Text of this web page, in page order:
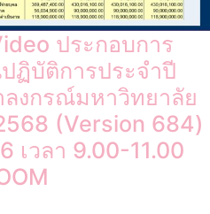
ประกอบการ
ฏิบัติการประจำปี
งกรณ์มหาวิทยาลัย
(Version 684)
เวลา 9.00-11.00